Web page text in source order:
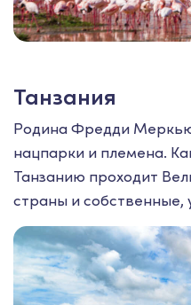
Танзания
Родина Фредди
нацпарки и племена.
Танзанию проходит
страны и собственные,